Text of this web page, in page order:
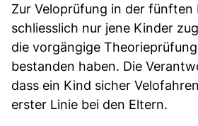
Zur Veloprüfung in der fünften
schliesslich nur jene Kinder
die vorgängige
bestanden haben. Die
dass ein Kind sicher
erster Linie bei den Eltern.